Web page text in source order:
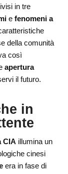
in tre
efenomeni a
della comunità
così
apertura
il futuro.
in
CIA illumina un
cinesi
era in fase di